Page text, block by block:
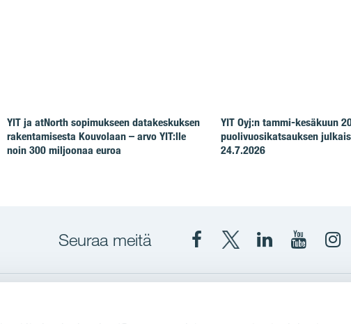
YIT ja atNorth sopimukseen datakeskuksen
rakentamisesta Kouvolaan – arvo YIT:lle
noin 300 miljoonaa euroa
YIT Oyj:n tammi-kesäkuun
puolivuosikatsauksen
24.7.2026
Seuraa meitä
YITYITCorporation
YIT